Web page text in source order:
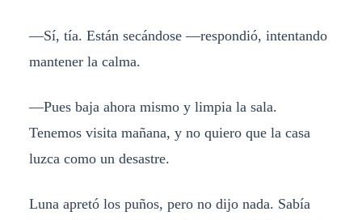
—Sí, tía. Están secándose —respondió, intentando
mantener la calma.
—Pues baja ahora mismo y limpia la sala.
Tenemos visita mañana, y no quiero que la casa
luzca como un desastre.
Luna apretó los puños, pero no dijo nada. Sabía